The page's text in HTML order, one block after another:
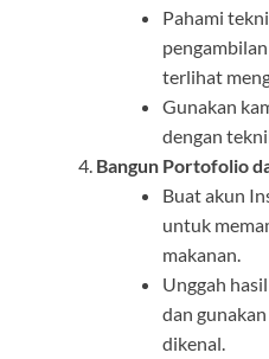
Pahami
terlihat
Gunakan
dengan
Bangun Portofolio
Buat akun
untuk
makanan.
Unggah
dan gunakan
dikenal.